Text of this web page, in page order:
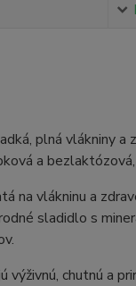
plná vlákniny
a
na vlákninu a
sladidlo s
chutnú a